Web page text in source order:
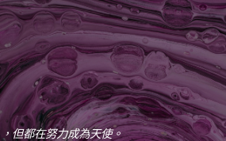
但都在努力成為天使。